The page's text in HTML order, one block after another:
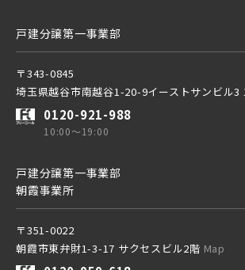
京成線
京成松戸線
戸建分譲第一事業部
〒343-0845
埼玉県越谷市南越谷1-20-9イーストサンビル3
0120-921-988
10:00～19:00
戸建分譲第一事業部
朝霞事業所
〒351-0022
朝霞市東弁財1-3-17 サクセスビル2階 Map